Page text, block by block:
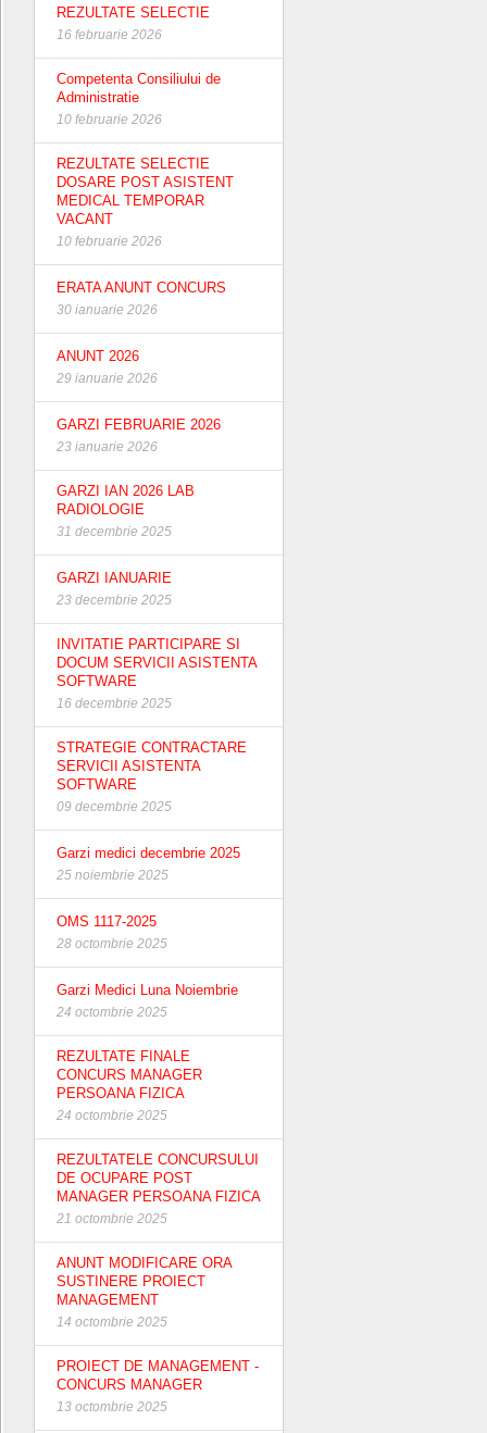
REZULTATE SELECTIE
16 februarie 2026
Competenta Consiliului de
Administratie
10 februarie 2026
REZULTATE SELECTIE
DOSARE POST ASISTENT
MEDICAL TEMPORAR
VACANT
10 februarie 2026
ERATA ANUNT CONCURS
30 ianuarie 2026
ANUNT 2026
29 ianuarie 2026
GARZI FEBRUARIE 2026
23 ianuarie 2026
GARZI IAN 2026 LAB
RADIOLOGIE
31 decembrie 2025
GARZI IANUARIE
23 decembrie 2025
INVITATIE PARTICIPARE SI
DOCUM SERVICII ASISTENTA
SOFTWARE
16 decembrie 2025
STRATEGIE CONTRACTARE
SERVICII ASISTENTA
SOFTWARE
09 decembrie 2025
Garzi medici decembrie 2025
25 noiembrie 2025
OMS 1117-2025
28 octombrie 2025
Garzi Medici Luna Noiembrie
24 octombrie 2025
REZULTATE FINALE
CONCURS MANAGER
PERSOANA FIZICA
24 octombrie 2025
REZULTATELE CONCURSULUI
DE OCUPARE POST
MANAGER PERSOANA FIZICA
21 octombrie 2025
ANUNT MODIFICARE ORA
SUSTINERE PROIECT
MANAGEMENT
14 octombrie 2025
PROIECT DE MANAGEMENT -
CONCURS MANAGER
13 octombrie 2025